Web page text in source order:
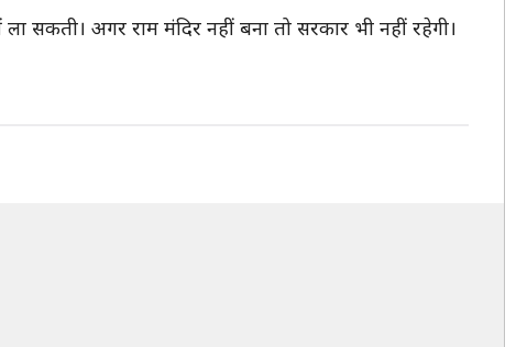
सकती। अगर राम मंदिर नहीं बना तो सरकार भी नहीं रहेगी।